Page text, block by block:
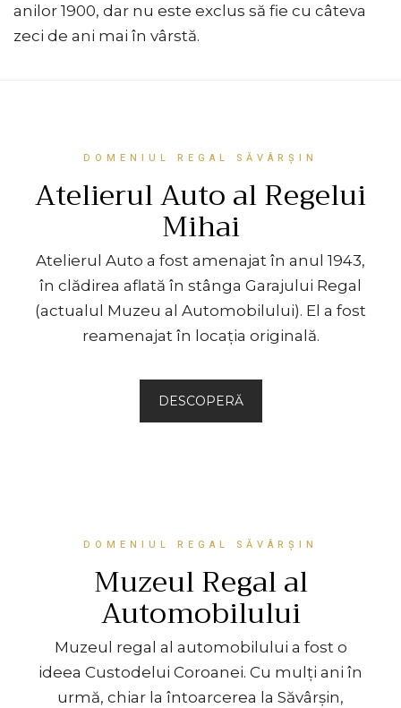
anilor 1900, dar nu este exclus să fie cu câteva
zeci de ani mai în vârstă.
DOMENIUL REGAL SĂVÂRȘIN
Atelierul Auto al Regelui
Mihai
Atelierul Auto a fost amenajat în anul 1943,
în clădirea aflată în stânga Garajului Regal
(actualul Muzeu al Automobilului). El a fost
reamenajat în locația originală.
DESCOPERĂ
DOMENIUL REGAL SĂVÂRȘIN
Muzeul Regal al
Automobilului
Muzeul regal al automobilului a fost o
ideea Custodelui Coroanei. Cu mulți ani în
urmă, chiar la întoarcerea la Săvârșin,